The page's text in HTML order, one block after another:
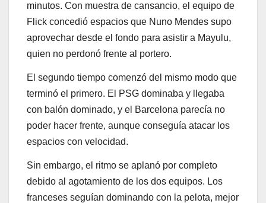
minutos. Con muestra de cansancio, el equipo de
Flick concedió espacios que Nuno Mendes supo
aprovechar desde el fondo para asistir a Mayulu,
quien no perdonó frente al portero.
El segundo tiempo comenzó del mismo modo que
terminó el primero. El PSG dominaba y llegaba
con balón dominado, y el Barcelona parecía no
poder hacer frente, aunque conseguía atacar los
espacios con velocidad.
Sin embargo, el ritmo se aplanó por completo
debido al agotamiento de los dos equipos. Los
franceses seguían dominando con la pelota, mejor